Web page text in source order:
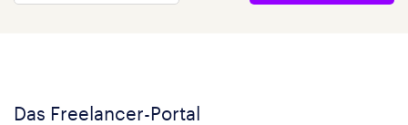
Das Freelancer-Portal